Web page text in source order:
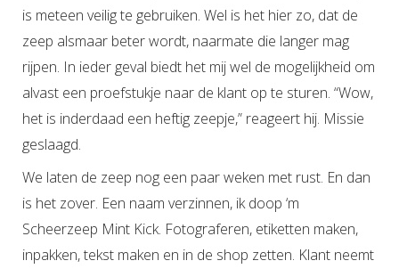
is meteen veilig te gebruiken. Wel is het hier zo, dat de
zeep alsmaar beter wordt, naarmate die langer mag
rijpen. In ieder geval biedt het mij wel de mogelijkheid om
alvast een proefstukje naar de klant op te sturen. “Wow,
het is inderdaad een heftig zeepje,” reageert hij. Missie
geslaagd.
We laten de zeep nog een paar weken met rust. En dan
is het zover. Een naam verzinnen, ik doop ‘m
Scheerzeep Mint Kick. Fotograferen, etiketten maken,
inpakken, tekst maken en in de shop zetten. Klant neemt